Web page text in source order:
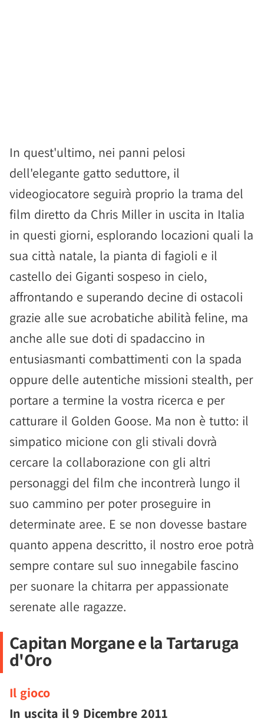
In quest'ultimo, nei panni pelosi
dell'elegante gatto seduttore, il
videogiocatore seguirà proprio la trama del
film diretto da Chris Miller in uscita in Italia
in questi giorni, esplorando locazioni quali la
sua città natale, la pianta di fagioli e il
castello dei Giganti sospeso in cielo,
affrontando e superando decine di ostacoli
grazie alle sue acrobatiche abilità feline, ma
anche alle sue doti di spadaccino in
entusiasmanti combattimenti con la spada
oppure delle autentiche missioni stealth, per
portare a termine la vostra ricerca e per
catturare il Golden Goose. Ma non è tutto: il
simpatico micione con gli stivali dovrà
cercare la collaborazione con gli altri
personaggi del film che incontrerà lungo il
suo cammino per poter proseguire in
determinate aree. E se non dovesse bastare
quanto appena descritto, il nostro eroe potrà
sempre contare sul suo innegabile fascino
per suonare la chitarra per appassionate
serenate alle ragazze.
Capitan Morgane e la Tartaruga
d'Oro
Il gioco
In uscita il 9 Dicembre 2011